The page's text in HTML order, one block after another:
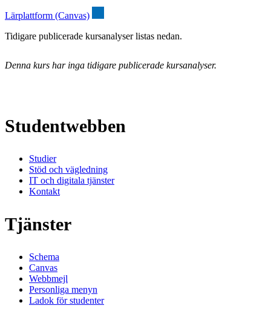
Lärplattform (Canvas)
Tidigare publicerade kursanalyser listas nedan.
Denna kurs har inga tidigare publicerade kursanalyser.
Studentwebben
Studier
Stöd och vägledning
IT och digitala tjänster
Kontakt
Tjänster
Schema
Canvas
Webbmejl
Personliga menyn
Ladok för studenter